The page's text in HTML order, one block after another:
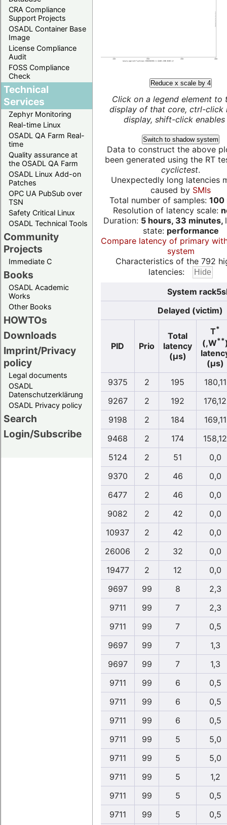
CRA Compliance
Support Projects
OSADL Container Base
Image
License Compliance
Audit
FOSS Compliance
Check
Technical
Services
Zephyr Monitoring
Real-time Linux
OSADL QA Farm Real-
time
Quality assurance at
the OSADL QA Farm
OSADL Linux Add-on
Patches
OPC UA PubSub over
TSN
Safety Critical Linux
OSADL Technical Tools
Community
Projects
Immediate C
Books
OSADL Academic
Works
Other Books
HOWTOs
Downloads
Imprint/Privacy
policy
Legal documents
OSADL
Datenschutzerklärung
OSADL Privacy policy
Search
Login/Subscribe
Reduce x scale by 4
Click on a legend element to
display of that core, ctrl-click
display, shift-click enables
Switch to shadow system
Data to construct the above
been generated using the RT
cyclictest.
Unexpectedly long latencies
caused by SMIs
Total number of samples: 100
Resolution of latency scale:
Duration: 5 hours, 33 minutes,
state: performance
Compare latency of primary
system
Characteristics of the 792
latencies:
System
Delayed (victim)
PID Prio
Total
latency
(µs)
T*
(,W**
(µs)
9375
2 195
180,11
9267
2 192
176,12
9198
2 184
169,11
9468
2 174
158,12
5124
2 51
0,0
9370
2 46
0,0
6477
2 46
0,0
9082
2 42
0,0
10937
2 42
0,0
26006
2 32
0,0
19477
2 12
0,0
9697
99 8
2,3
9711
99 7
2,3
9711
99 7
0,5
9697
99 7
1,3
9697
99 7
1,3
9711
99 6
0,5
9711
99 6
0,5
9711
99 6
0,5
9711
99 5
5,0
9711
99 5
5,0
9711
99 5
1,2
9711
99 5
0,5
9711
99 5
0,5